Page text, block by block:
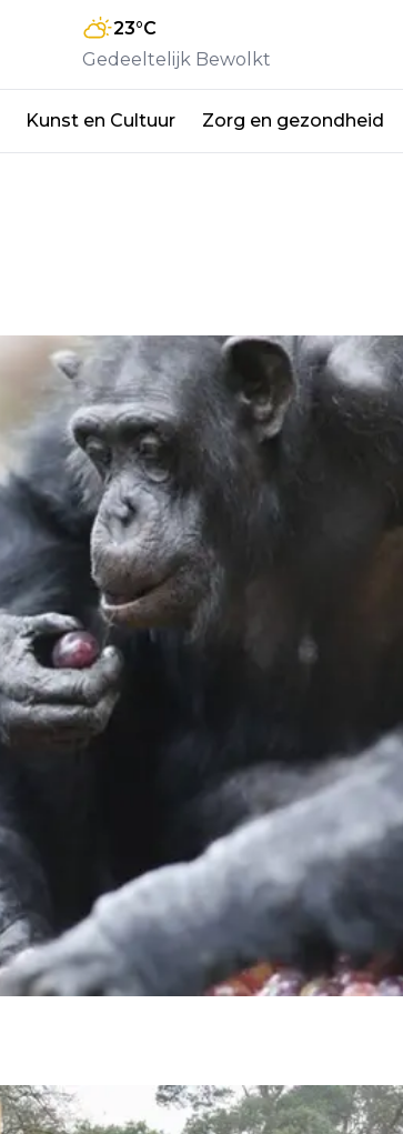
23°C
Gedeeltelijk Bewolkt
Kunst en Cultuur Zorg en gezondheid